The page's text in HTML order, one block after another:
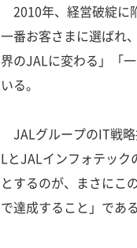
2010年、経営破綻に
一番お客さまに選ばれ
界のJALに変わる」「
いる。
JALグループのIT戦
LとJALインフォテック
とするのが、まさにこ
で達成すること」である